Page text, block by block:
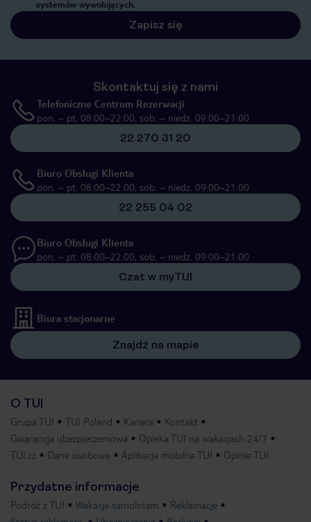
systemów wywołujących.
Zapisz się
Skontaktuj się z nami
Telefoniczne Centrum Rezerwacji
pon. – pt. 08:00–22:00, sob. – niedz. 09:00–21:00
22 270 31 20
Biuro Obsługi Klienta
pon. – pt. 08:00–22:00, sob. – niedz. 09:00–21:00
22 255 04 02
Biuro Obsługi Klienta
pon. – pt. 08:00–22:00, sob. – niedz. 09:00–21:00
Czat w myTUI
Biura stacjonarne
Znajdź na mapie
O TUI
Grupa TUI TUI Poland Kariera
Kontakt
Gwarancja ubezpieczeniowa
Opieka TUI na wakacjach 24/7
TUI.cz
Dane osobowe Aplikacja mobilna TUI Opinie TUI
Przydatne informacje
Podróż z TUI Wakacje samolotem
Reklamacje